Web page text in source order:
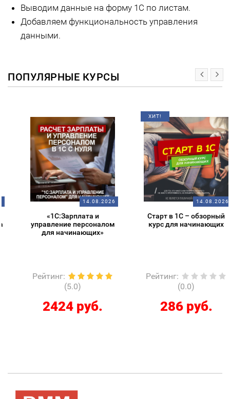
Выводим данные на форму 1С по листам.
Добавляем функциональность управления
данными.
ПОПУЛЯРНЫЕ КУРСЫ
14.08.2026
«1С:Зарплата и
управление персоналом
для начинающих»
Рейтинг:
(5.0)
2424 руб.
14.08.2026
Старт в 1С – обзорный
курс для начинающих
Рейтинг:
(0.0)
286 руб.